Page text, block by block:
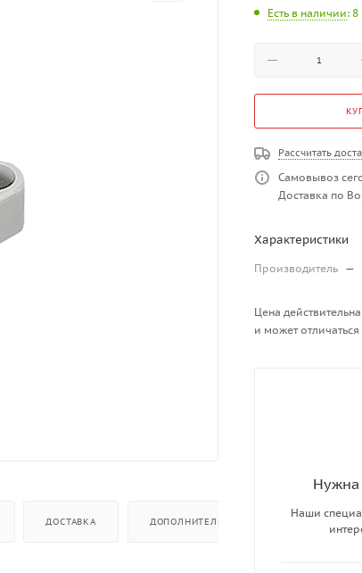
ДОСТАВКА ДОПОЛНИТЕЛЬНО
Есть в наличии: 8
Рассчитать
Самовывоз
Доставка по
Характеристики
Производитель —
Цена
и может
Нужна
Наши